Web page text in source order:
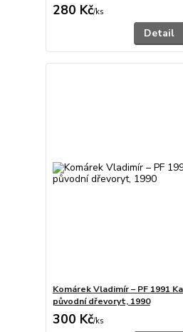
280 Kč/ks
Detail
Komárek Vladimír – PF 1991
původní dřevoryt, 1990
300 Kč/ks